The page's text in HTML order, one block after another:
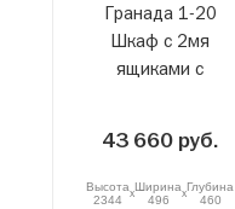
Гранада 1-20
Шкаф с 2мя
ящиками с
43 660 руб.
Высота
2344
xШирина
496
xГлубина
460